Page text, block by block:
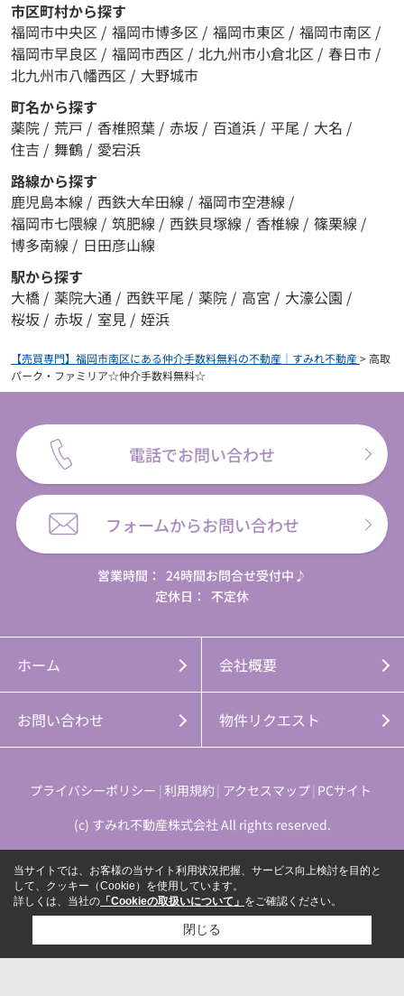
市区町村から探す
福岡市中央区 / 福岡市博多区 / 福岡市東区 / 福岡市南区 /
福岡市早良区 / 福岡市西区 / 北九州市小倉北区 / 春日市 /
北九州市八幡西区 / 大野城市
町名から探す
薬院 / 荒戸 / 香椎照葉 / 赤坂 / 百道浜 / 平尾 / 大名 /
住吉 / 舞鶴 / 愛宕浜
路線から探す
鹿児島本線 / 西鉄大牟田線 / 福岡市空港線 /
福岡市七隈線 / 筑肥線 / 西鉄貝塚線 / 香椎線 / 篠栗線 /
博多南線 / 日田彦山線
駅から探す
大橋 / 薬院大通 / 西鉄平尾 / 薬院 / 高宮 / 大濠公園 /
桜坂 / 赤坂 / 室見 / 姪浜
【売買専門】福岡市南区にある仲介手数料無料の不動産｜すみれ不動産>高取
パーク・ファミリア☆仲介手数料無料☆
電話でお問い合わせ
フォームからお問い合わせ
営業時間： 24時間お問合せ受付中♪
定休日：
不定休
ホーム 会社概要
お問い合わせ 物件リクエスト
プライバシーポリシー 利用規約 アクセスマップ PCサイト
(c) すみれ不動産株式会社 All rights reserved.
当サイトでは、お客様の当サイト利用状況把握、サービス向上検討を目的と
して、クッキー（Cookie）を使用しています。
詳しくは、当社の 「Cookieの取扱いについて」 をご確認ください。
閉じる